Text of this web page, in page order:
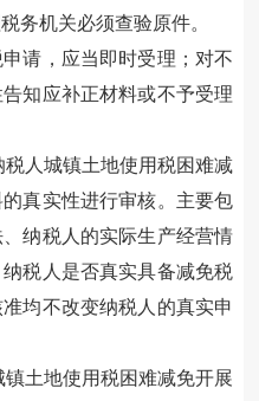
务机关必须查验原件。
请，应当即时受理；对不
知应补正材料或不予受理
人城镇土地使用税困难减
真实性进行审核。主要包
纳税人的实际生产经营情
税人是否真实具备减免税
均不改变纳税人的真实申
土地使用税困难减免开展